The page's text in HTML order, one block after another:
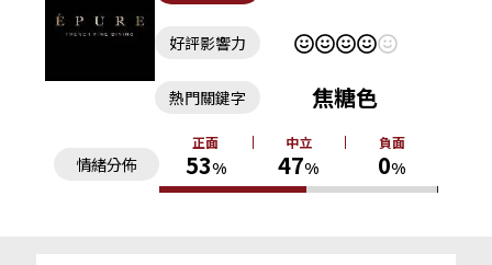
好評影響力
情緒分佈
正面
53%
中立
47%
負面
0%
熱門關鍵字 焦糖色